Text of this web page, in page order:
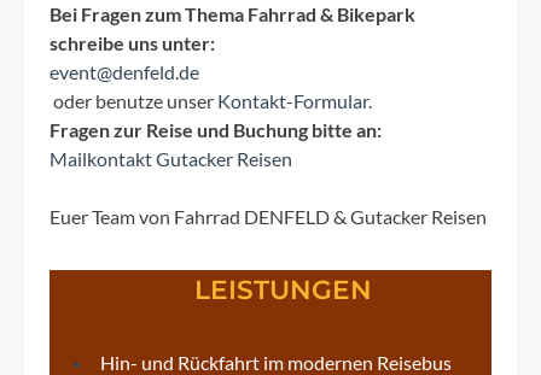
Bei Fragen zum Thema Fahrrad & Bikepark
schreibe uns unter:
event@denfeld.de
oder benutze unser Kontakt-Formular.
Fragen zur Reise und Buchung bitte an:
Mailkontakt Gutacker Reisen
Euer Team von Fahrrad DENFELD & Gutacker Reisen
LEISTUNGEN
Hin- und Rückfahrt im modernen Reisebus